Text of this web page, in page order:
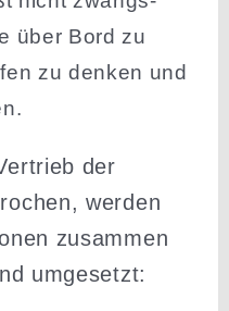
über Bord zu
zu denken und
der
werden
zusammen
umgesetzt: